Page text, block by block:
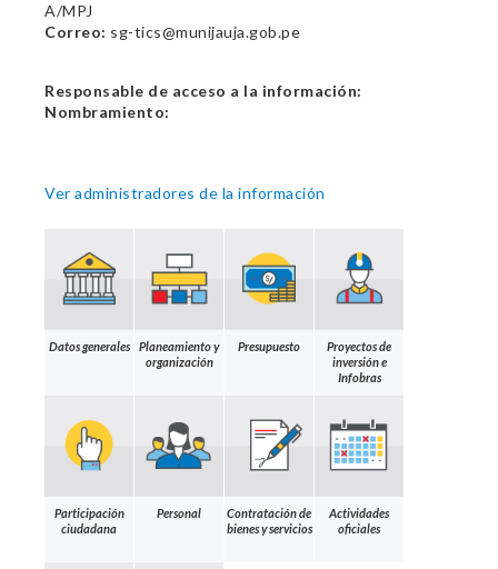
A/MPJ
Correo: sg-tics@munijauja.gob.pe
Responsable de acceso a la información:
Nombramiento:
Ver administradores de la información
Datos generales
Planeamiento y
organización
Presupuesto
Proyectos de
inversión e
Infobras
Participación
ciudadana
Personal
Contratación de
bienes y servicios
Actividades
oficiales